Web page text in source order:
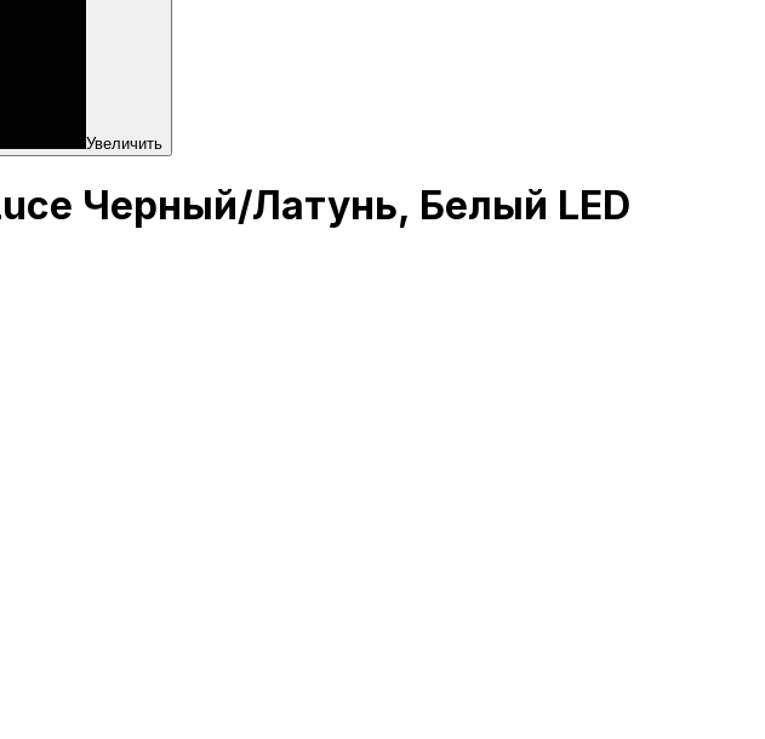
Увеличить
Черный/Латунь, Белый LED